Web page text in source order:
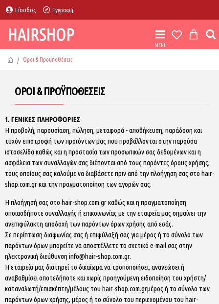
Είσοδος Εγγραφή
Όροι & Προϋποθέσεις
ΌΡΟΙ & ΠΡΟΫΠΟΘΈΣΕΙΣ
1. ΓΕΝΙΚΕΣ ΠΛΗΡΟΦΟΡΙΕΣ
Η προβολή, παρουσίαση, πώληση, μεταφορά - αποθήκευση, παράδοση και
τυχόν επιστροφή των προϊόντων μας που προβάλλονται στην παρούσα
ιστοσελίδα καθώς και η προστασία των προσωπικών σας δεδομένων και η
ασφάλεια των συναλλαγών σας διέπονται από τους παρόντες όρους χρήσης,
τους οποίους σας καλούμε να διαβάσετε πριν από την πλοήγηση σας στο hair-
shop.com.gr και την πραγματοποίηση των αγορών σας.
Η πλοήγησή σας στο hair-shop.com.gr καθώς και η πραγματοποίηση
οποιασδήποτε συναλλαγής ή επικοινωνίας με την εταιρεία μας σημαίνει την
ανεπιφύλακτη αποδοχή των παρόντων όρων χρήσης από εσάς.
Σε περίπτωση διαφωνίας σας ή επιφύλαξή σας για μέρος ή το σύνολο των
παρόντων όρων μπορείτε να αποστέλλετε το σχετικό e-mail σας στην
ηλεκτρονική διεύθυνση info@hair-shop.com.gr.
Η εταιρεία μας διατηρεί το δικαίωμα να τροποποιήσει, ανανεώσει ή
αναβαθμίσει οποτεδήποτε και χωρίς προηγούμενη ειδοποίηση του χρήστη/
καταναλωτή/επισκέπτη/μέλους του hair-shop.com.grμέρος ή το σύνολο των
παρόντων όρων χρήσης, μέρος ή το σύνολο του περιεχομένου του hair-